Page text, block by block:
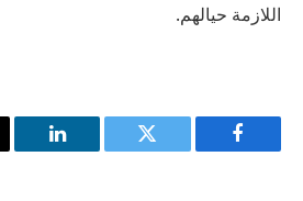
اللازمة حيالهم.
فيسبوك تويتر لينكدإن